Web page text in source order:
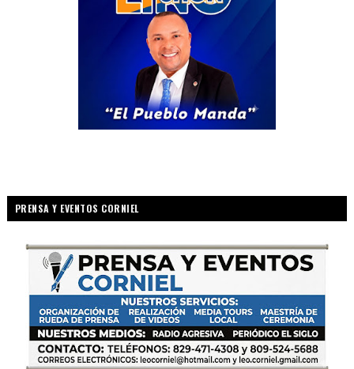
PRENSA Y EVENTOS CORNIEL